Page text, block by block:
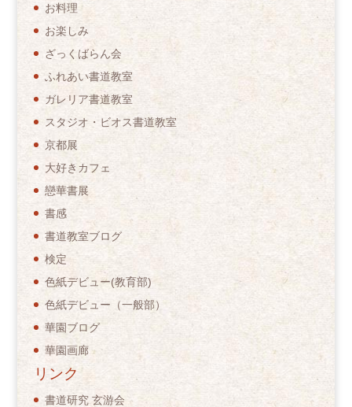
お料理
お楽しみ
ざっくばらん会
ふれあい書道教室
ガレリア書道教室
スタジオ・ビオス書道教室
京都展
大好きカフェ
戀華書展
書感
書道教室ブログ
検定
色紙デビュー(教育部)
色紙デビュー（一般部）
華園ブログ
華園画廊
リンク
書道研究 玄游会